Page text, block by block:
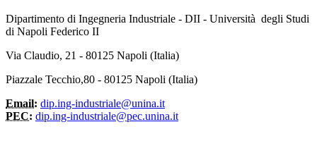
Dipartimento di Ingegneria Industriale - DII - Università degli Studi
di Napoli Federico II
Via Claudio, 21 - 80125 Napoli (Italia)
Piazzale Tecchio,80 - 80125 Napoli (Italia)
Email: dip.ing-industriale@unina.it
PEC: dip.ing-industriale@pec.unina.it